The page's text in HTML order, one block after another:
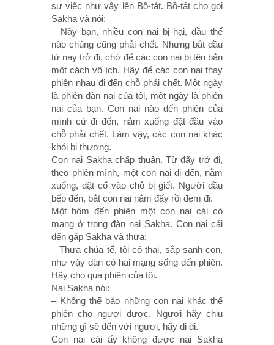
sự việc như vậy lên Bồ-tát. Bồ-tát cho gọi
Sakha và nói:
– Này bạn, nhiều con nai bị hại, dầu thế
nào chúng cũng phải chết. Nhưng bắt đầu
từ nay trở đi, chớ để các con nai bị tên bắn
một cách vô ích. Hãy để các con nai thay
phiên nhau đi đến chỗ phải chết. Một ngày
là phiên đàn nai của tôi, một ngày là phiên
nai của bạn. Con nai nào đến phiên của
mình cứ đi đến, nằm xuống đặt đầu vào
chỗ phải chết. Làm vậy, các con nai khác
khỏi bị thương.
Con nai Sakha chấp thuận. Từ đấy trở đi,
theo phiên mình, một con nai đi đến, nằm
xuống, đặt cổ vào chỗ bị giết. Người đầu
bếp đến, bắt con nai nằm đấy rồi đem đi.
Một hôm đến phiên một con nai cái có
mang ở trong đàn nai Sakha. Con nai cái
đến gặp Sakha và thưa:
– Thưa chúa tể, tôi có thai, sắp sanh con,
như vậy đàn có hai mạng sống đến phiên.
Hãy cho qua phiên của tôi.
Nai Sakha nói:
– Không thể bảo những con nai khác thế
phiên cho ngươi được. Ngươi hãy chịu
những gì sẽ đến với ngươi, hãy đi đi.
Con nai cái ấy không được nai Sakha